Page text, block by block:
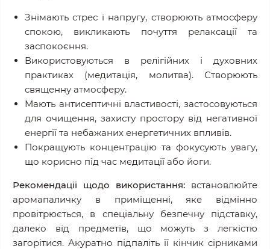
Знімають стрес і напругу, створюють атмосферу
спокою, викликають почуття релаксації та
заспокоєння.
Використовуються в релігійних і духовних
практиках (медитація, молитва). Створюють
священну атмосферу.
Мають антисептичні властивості, застосовуються
для очищення, захисту простору від негативної
енергії та небажаних енергетичних впливів.
Покращують концентрацію та фокусують увагу,
що корисно під час медитації або йоги.
Рекомендації щодо використання: встановлюйте
аромапаличку в приміщенні, яке відмінно
провітрюється, в спеціальну безпечну підставку,
далеко від предметів, що можуть з легкістю
загорітися. Акуратно підпаліть її кінчик сірниками